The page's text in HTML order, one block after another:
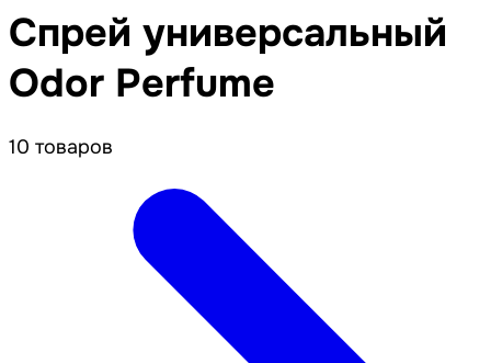
Спрей универсальный
Odor Perfume
10 товаров